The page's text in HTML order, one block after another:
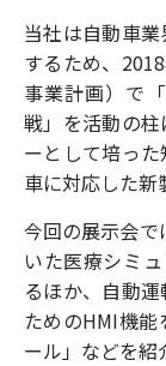
当社は自動車
するため、
事業計画）で
戦」を活動の
ーとして培っ
車に対応した新
今回の展示会
いた医療シミ
るほか、自動
ためのHMI機
ール」などを紹